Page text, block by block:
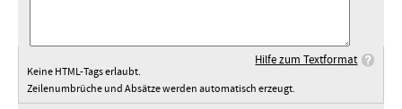
Hilfe zum Textformat
Keine HTML-Tags erlaubt.
Zeilenumbrüche und Absätze werden automatisch erzeugt.